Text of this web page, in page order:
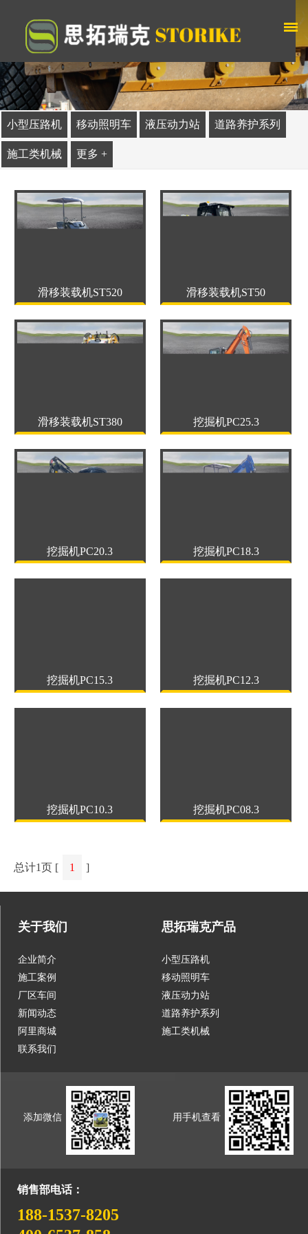
小型压路机 移动照明车 液压动力站 道路养护系列
施工类机械 更多 +
滑移装载机ST520
滑移装载机ST380
挖掘机PC20.3
挖掘机PC15.3
挖掘机PC10.3
滑移装载机ST50
挖掘机PC25.3
挖掘机PC18.3
挖掘机PC12.3
挖掘机PC08.3
总计1页 [ 1 ]
关于我们
企业简介
施工案例
厂区车间
新闻动态
阿里商城
联系我们
思拓瑞克产品
小型压路机
移动照明车
液压动力站
道路养护系列
施工类机械
添加微信 用手机查看
销售部电话：
188-1537-8205